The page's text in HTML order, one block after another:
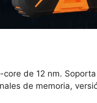
de 12 nm.
de memoria,